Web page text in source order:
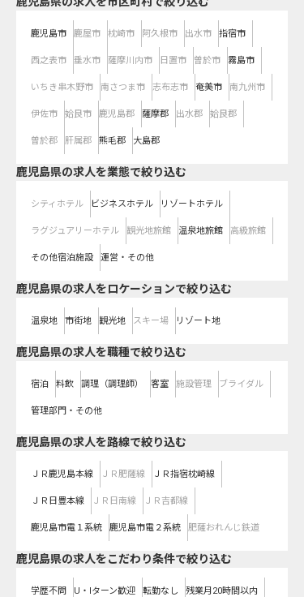
鹿児島市 鹿屋市 枕崎市 阿久根市 出水市 指宿市
西之表市 垂水市 薩摩川内市 日置市 曽於市 霧島市
いちき串木野市 南さつま市 志布志市 奄美市 南九州市
伊佐市 姶良市 鹿児島郡 薩摩郡 出水郡 姶良郡
曽於郡 肝属郡 熊毛郡 大島郡
鹿児島県の求人を業態で絞り込む
シティホテル ビジネスホテル リゾートホテル
ラグジュアリーホテル 観光地旅館 温泉地旅館 高級旅館
その他宿泊施設 運営・その他
鹿児島県の求人をロケーションで絞り込む
温泉地 市街地 観光地 スキー場 リゾート地
鹿児島県の求人を職種で絞り込む
宿泊 料飲 調理（調理師） 客室 施設管理 ブライダル
管理部門・その他
鹿児島県の求人を路線で絞り込む
ＪＲ鹿児島本線 ＪＲ肥薩線 ＪＲ指宿枕崎線
ＪＲ日豊本線 ＪＲ日南線 ＪＲ吉都線
鹿児島市電１系統 鹿児島市電２系統 肥薩おれんじ鉄道
鹿児島県の求人をこだわり条件で絞り込む
学歴不問 U・Iターン歓迎 転勤なし 残業月20時間以内